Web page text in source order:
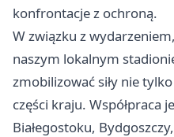
konfrontacje z ochroną.
W związku z
naszym lokalnym
zmobilizować siły nie
części kraju. Współpraca
Białegostoku,